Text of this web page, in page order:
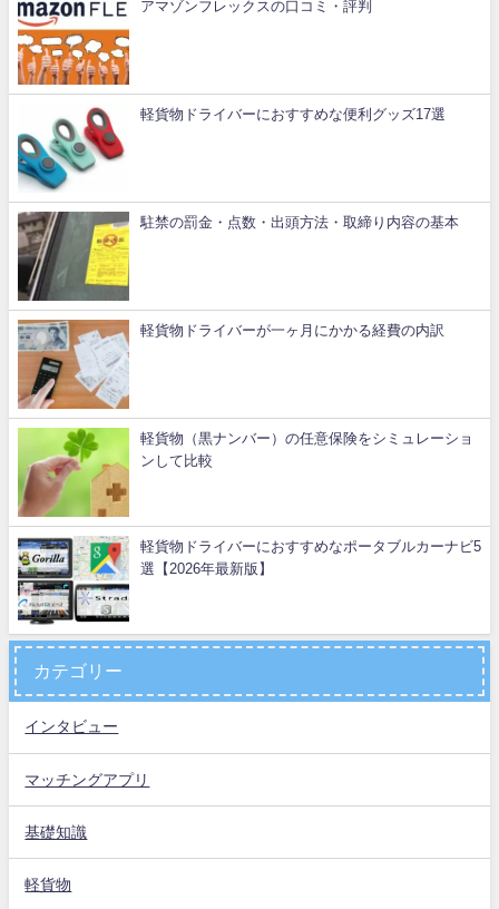
アマゾンフレックスの口コミ・評判
軽貨物ドライバーにおすすめな便利グッズ17選
駐禁の罰金・点数・出頭方法・取締り内容の基本
軽貨物ドライバーが一ヶ月にかかる経費の内訳
軽貨物（黒ナンバー）の任意保険をシミュレーショ
ンして比較
軽貨物ドライバーにおすすめなポータブルカーナビ5
選【2026年最新版】
カテゴリー
インタビュー
マッチングアプリ
基礎知識
軽貨物